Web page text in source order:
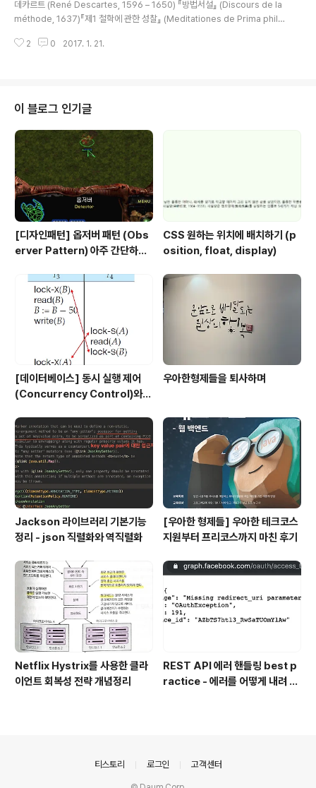
각, 지각, 기억, 상상 등을 모두 관념이라고 부른다. 이..
데카르트 (René Descartes, 1596 – 1650) 『방법서설』 (Discours de la
méthode, 1637)『제1 철학에 관한 성찰』 (Meditationes de Prima philo
형태의 회의주의를 논파해야만 가능하다고 생각했다. 그가 활동했던 근대 초기
그 어느 때 보다도 강했던 것 또한 사실이다. 로크 역시 비슷한 동기를 가졌는데
그는 경험론적 방법론으로써 이를 시도했다면,..
2 0 2017. 1. 21.
이 블로그 인기글
[디자인패턴] 옵저버 패턴 (Obs
erver Pattern) 아주 간단하게
CSS 원하는 위치에 배치하기 (p
osition, float, display)
[데이터베이스] 동시 실행 제어
(Concurrency Control)와
서
우아한형제들을 퇴사하며
Jackson 라이브러리 기본기능
정리 - json 직렬화와 역직렬화
[우아한 형제들] 우아한 테크코스
지원부터 프리코스까지 마친 후기
Netflix Hystrix를 사용한 클라
이언트 회복성 전략 개념정리
REST API 에러 핸들링 best p
ractice - 에러를 어떻게 내려 주
티스토리 로그인 고객센터